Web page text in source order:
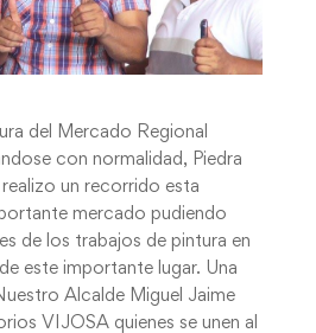
del Mercado Regional
con normalidad, Piedra
un recorrido esta
mercado pudiendo
de los trabajos de pintura en
este importante lugar. Una
Alcalde Miguel Jaime
VIJOSA quienes se unen al